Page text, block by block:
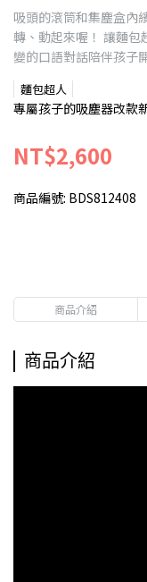
吸頭的滾筒和集塵盒內
轉、動起來喔！ 讓麵包
變的口語對話陪伴孩子
麵包超人
專屬孩子的吸塵器改款
NT$2,600
商品編號: BDS812408
商品介紹
商品介紹